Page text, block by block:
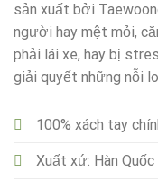
sản xuất bởi
người hay mệt mỏi,
phải lái xe, hay bị
giải quyết những nỗi
100% xách tay
Xuất xứ: Hàn Quốc